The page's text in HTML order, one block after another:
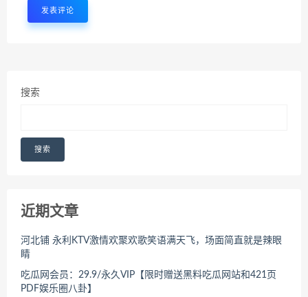
搜索
搜索
近期文章
河北铺 永利KTV激情欢聚欢歌笑语满天飞，场面简直就是辣眼
睛
吃瓜网会员：29.9/永久VIP【限时赠送黑料吃瓜网站和421页
PDF娱乐圈八卦】